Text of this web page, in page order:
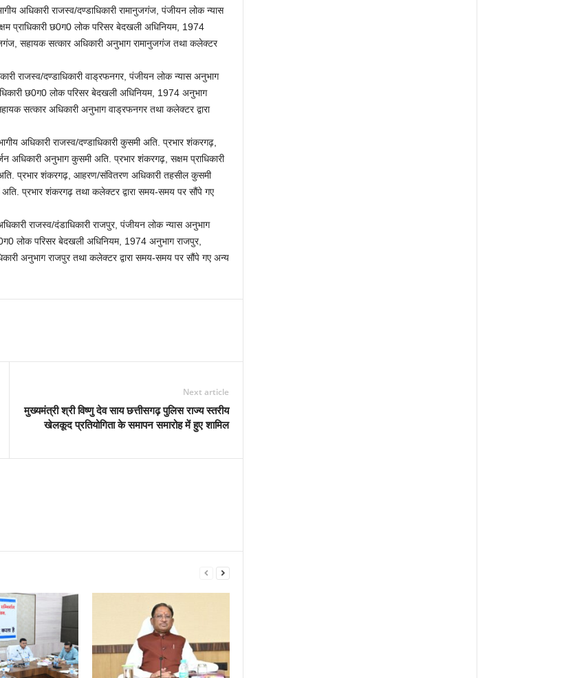
अधिकारी राजस्व/दण्डाधिकारी रामानुजगंज, पंजीयन लोक न्यास
प्राधिकारी छ0ग0 लोक परिसर बेदखली अधिनियम, 1974
सहायक सत्कार अधिकारी अनुभाग रामानुजगंज तथा कलेक्टर
राजस्व/दण्डाधिकारी वाड्रफनगर, पंजीयन लोक न्यास अनुभाग
छ0ग0 लोक परिसर बेदखली अधिनियम, 1974 अनुभाग
सत्कार अधिकारी अनुभाग वाड्रफनगर तथा कलेक्टर द्वारा
अधिकारी राजस्व/दण्डाधिकारी कुसमी अति. प्रभार शंकरगढ़,
अनुभाग कुसमी अति. प्रभार शंकरगढ़, सक्षम प्राधिकारी
प्रभार शंकरगढ़, आहरण/संवितरण अधिकारी तहसील कुसमी
प्रभार शंकरगढ़ तथा कलेक्टर द्वारा समय-समय पर सौंपे गए
राजस्व/दंडाधिकारी राजपुर, पंजीयन लोक न्यास अनुभाग
लोक परिसर बेदखली अधिनियम, 1974 अनुभाग राजपुर,
अनुभाग राजपुर तथा कलेक्टर द्वारा समय-समय पर सौंपे गए अन्य
Next article
मुख्यमंत्री श्री विष्णु देव साय छत्तीसगढ़ पुलिस राज्य स्तरीय
खेलकूद प्रतियोगिता के समापन समारोह में हुए शामिल